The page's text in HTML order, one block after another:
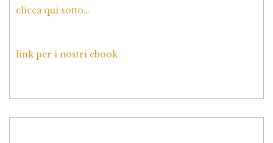
clicca qui sotto…
link per i nostri ebook